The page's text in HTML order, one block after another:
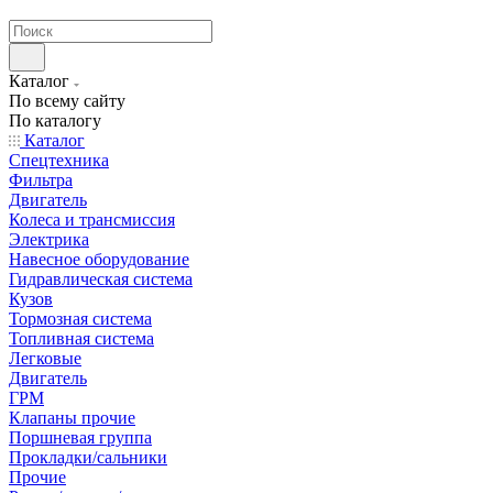
Каталог
По всему сайту
По каталогу
Каталог
Спецтехника
Фильтра
Двигатель
Колеса и трансмиссия
Электрика
Навесное оборудование
Гидравлическая система
Кузов
Тормозная система
Топливная система
Легковые
Двигатель
ГРМ
Клапаны прочие
Поршневая группа
Прокладки/сальники
Прочие